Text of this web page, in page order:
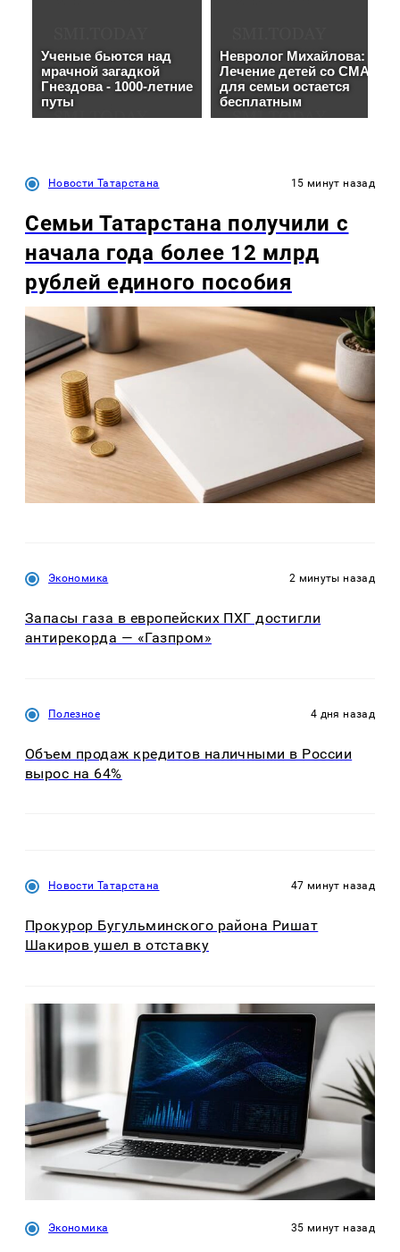
Новости Татарстана 15 минут назад
Семьи Татарстана получили с
начала года более 12 млрд
рублей единого пособия
Экономика 2 минуты назад
Запасы газа в европейских ПХГ достигли
антирекорда — «Газпром»
Полезное 4 дня назад
Объем продаж кредитов наличными в России
вырос на 64%
Новости Татарстана 47 минут назад
Прокурор Бугульминского района Ришат
Шакиров ушел в отставку
Экономика 35 минут назад